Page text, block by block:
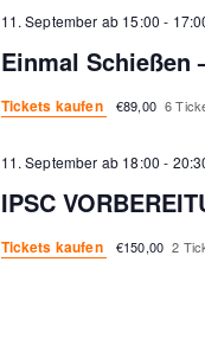
Einmal Schießen
11. September ab 15:00 -
Tickets kaufen €89,00 6
IPSC
11. September ab 18:00 -
Tickets kaufen €150,00 2